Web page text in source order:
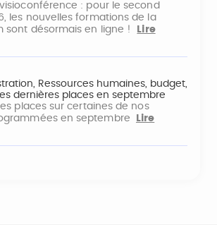
: pour le second
les nouvelles formations de la
sont désormais en ligne !
Lire
Ressources humaines, budget,
dernières places en septembre
places sur certaines de nos
en septembre
Lire